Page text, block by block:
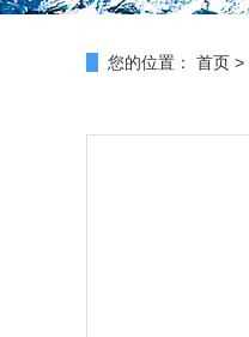
您的位置： 首页 >